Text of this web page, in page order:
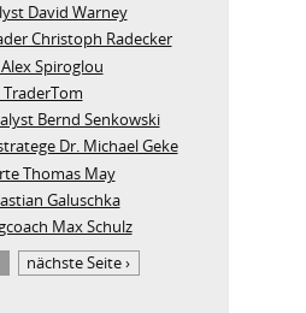
David Warney
Christoph Radecker
Spiroglou
Bernd Senkowski
Dr. Michael Geke
Thomas May
Galuschka
Max Schulz
nächste Seite ›